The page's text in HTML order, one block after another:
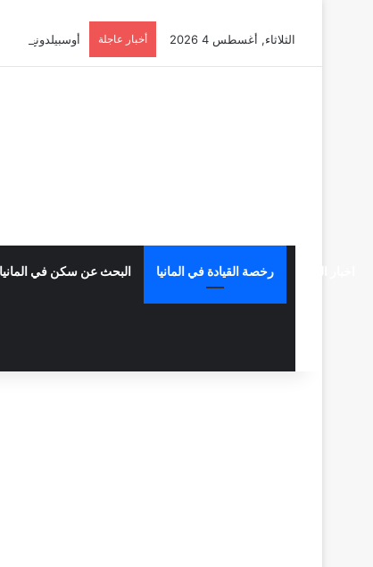
الثلاثاء, أغسطس 4 2026 أخبار عاجلة أوسبيلدونغ تبريد مراكز
رخصة القيادة في المانيا البحث عن سكن في المانيا